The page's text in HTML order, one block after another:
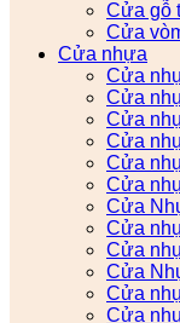
Cửa gỗ
Cửa
Cửa nhựa
Cửa
Cửa
Cửa
Cửa
Cửa
Cửa
Cửa
Cửa
Cửa
Cửa
Cửa
Cửa